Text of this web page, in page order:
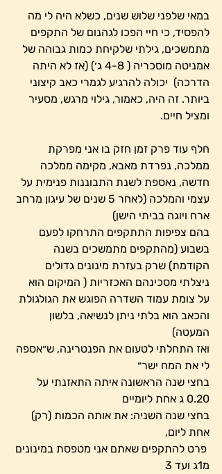
במאי שלפני שלוש שנים, כשלא היה לי מה
להפסיד, כי חיי הפכו לגהנום של התקפים
מתמשכים, גילתי שלקיחת כמות גבוהה של
אמניטה מוסכריה ( 4-8 ג׳) (אז לא היתה
הדרכה)  יכולה להרגיע לגמרי כאב קיצוני
ביותר. זה היה, כאמור, גילוי מרגש, מסעיר
ומציל חיים.
חלף עוד פרק זמן חזק בו אני מפרקת
ממלכה, נפרדת מאבא, מקימה ממלכה
חדשה, נאספת לשנת התבוננות פנימית על
עצמי והמלכה (לאחר 5 שנים של עיגון מרחב
ארח ויוגה בביתי הישן)
בהם צפיפות התתקפים התרחקו לפעם
בשבוע (מהתקפים מתמשכים בשנה
הקודמת) שרק בעזרת מינונים גדולים
ניצלתי מסכינהם האכזריות ( המיקום הוא
על צומת עמוד השדרה הפוגש את הגולגולת
והכאב הוא בלתי ניתן לנשיאה, בלשון
המעטה)
ואז התחלתי לטעום את הפנטרינה, ש״אספה
לי את המח ישר״
בחצי שנה הראשונה איתה התאזנתי על
0.20 ג אחת ליומיים
בחצי שנה השניה: את אותה הכמות (רק)
אחת ליום,
פרט להתקפים שאתם אני מטפסת במינונים
מ1ג ועד 3